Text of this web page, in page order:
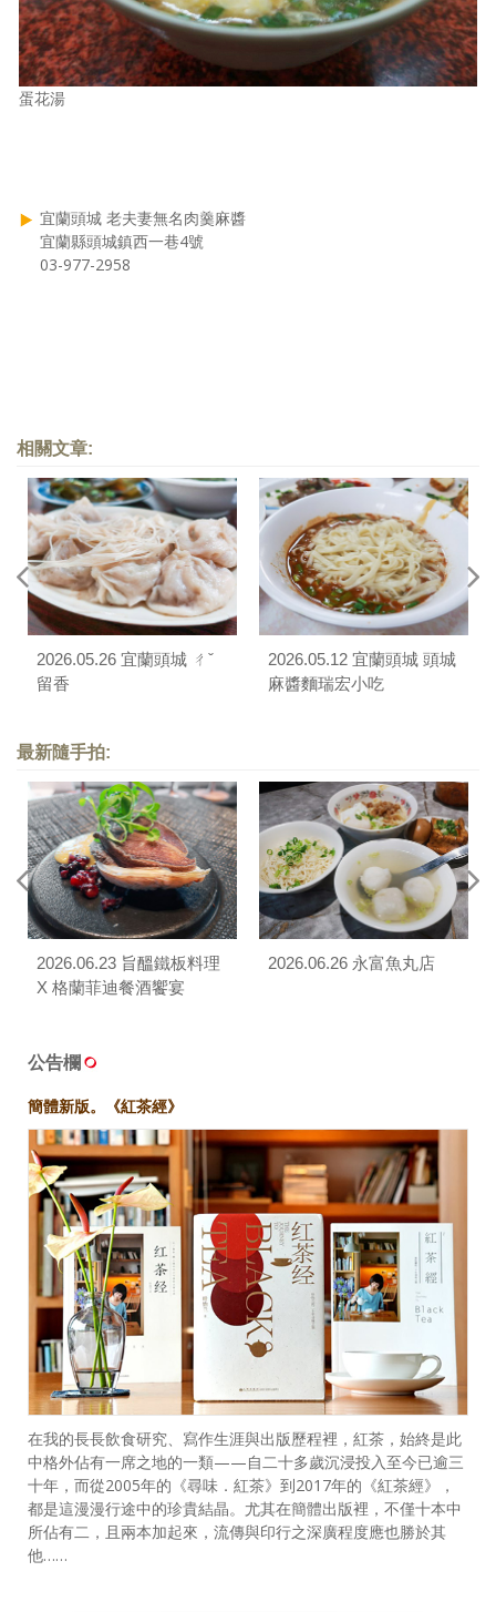
蛋花湯
宜蘭頭城 老夫妻無名肉羹麻醬
宜蘭縣頭城鎮西一巷4號
03-977-2958
相關文章:
2026.05.26 宜蘭頭城 ㄔˇ
留香
2026.05.12 宜蘭頭城 頭城
麻醬麵瑞宏小吃
最新隨手拍:
2026.06.23 旨醞鐵板料理
X 格蘭菲迪餐酒饗宴
2026.06.26 永富魚丸店
公告欄
簡體新版。《紅茶經》
在我的長長飲食研究、寫作生涯與出版歷程裡，紅茶，始終是此
中格外佔有一席之地的一類——自二十多歲沉浸投入至今已逾三
十年，而從2005年的《尋味．紅茶》到2017年的《紅茶經》，
都是這漫漫行途中的珍貴結晶。尤其在簡體出版裡，不僅十本中
所佔有二，且兩本加起來，流傳與印行之深廣程度應也勝於其
他……